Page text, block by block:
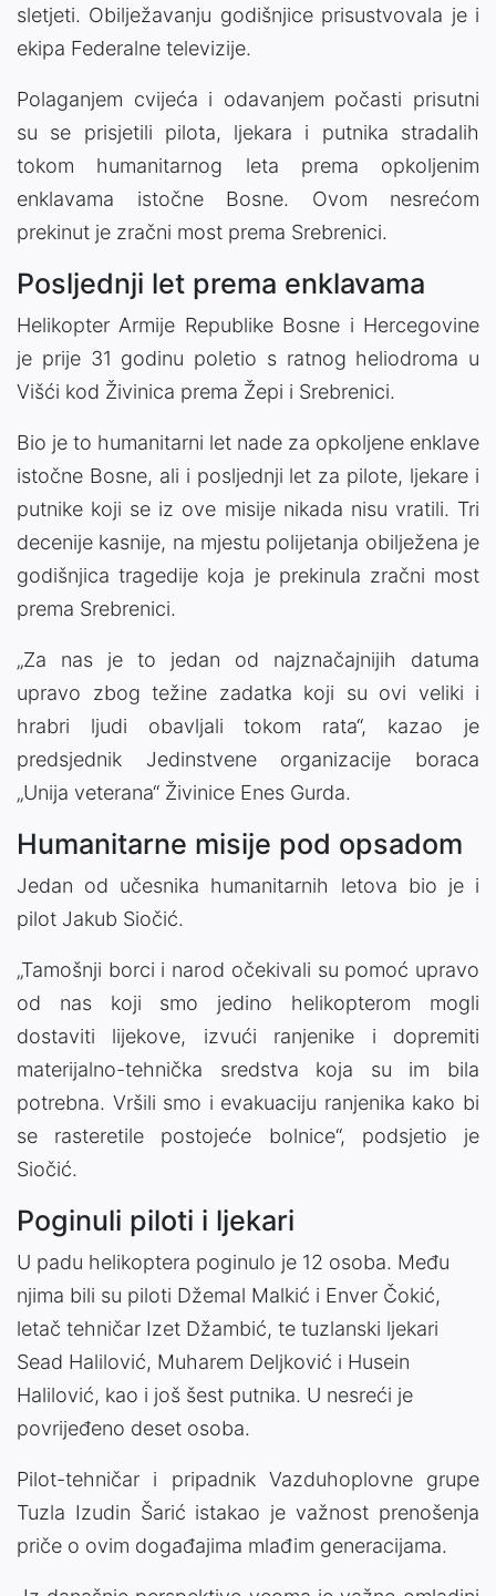
sletjeti. Obilježavanju godišnjice prisustvovala je i
ekipa Federalne televizije.
Polaganjem cvijeća i odavanjem počasti prisutni
su se prisjetili pilota, ljekara i putnika stradalih
tokom humanitarnog leta prema opkoljenim
enklavama istočne Bosne. Ovom nesrećom
prekinut je zračni most prema Srebrenici.
Posljednji let prema enklavama
Helikopter Armije Republike Bosne i Hercegovine
je prije 31 godinu poletio s ratnog heliodroma u
Višći kod Živinica prema Žepi i Srebrenici.
Bio je to humanitarni let nade za opkoljene enklave
istočne Bosne, ali i posljednji let za pilote, ljekare i
putnike koji se iz ove misije nikada nisu vratili. Tri
decenije kasnije, na mjestu polijetanja obilježena je
godišnjica tragedije koja je prekinula zračni most
prema Srebrenici.
„Za nas je to jedan od najznačajnijih datuma
upravo zbog težine zadatka koji su ovi veliki i
hrabri ljudi obavljali tokom rata“, kazao je
predsjednik Jedinstvene organizacije boraca
„Unija veterana“ Živinice Enes Gurda.
Humanitarne misije pod opsadom
Jedan od učesnika humanitarnih letova bio je i
pilot Jakub Siočić.
„Tamošnji borci i narod očekivali su pomoć upravo
od nas koji smo jedino helikopterom mogli
dostaviti lijekove, izvući ranjenike i dopremiti
materijalno-tehnička sredstva koja su im bila
potrebna. Vršili smo i evakuaciju ranjenika kako bi
se rasteretile postojeće bolnice“, podsjetio je
Siočić.
Poginuli piloti i ljekari
U padu helikoptera poginulo je 12 osoba. Među
njima bili su piloti Džemal Malkić i Enver Čokić,
letač tehničar Izet Džambić, te tuzlanski ljekari
Sead Halilović, Muharem Deljković i Husein
Halilović, kao i još šest putnika. U nesreći je
povrijeđeno deset osoba.
Pilot-tehničar i pripadnik Vazduhoplovne grupe
Tuzla Izudin Šarić istakao je važnost prenošenja
priče o ovim događajima mlađim generacijama.